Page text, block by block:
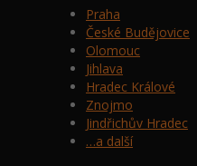
Praha
České Budějovice
Olomouc
Jihlava
Hradec Králové
Znojmo
Jindřichův Hradec
…a další